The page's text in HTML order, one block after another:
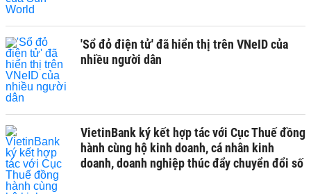
'Sổ đỏ điện tử' đã hiển thị trên VNeID của
nhiều người dân
VietinBank ký kết hợp tác với Cục Thuế đồng
hành cùng hộ kinh doanh, cá nhân kinh
doanh, doanh nghiệp thúc đẩy chuyển đổi số